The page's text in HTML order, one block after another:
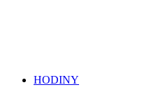
HODINY